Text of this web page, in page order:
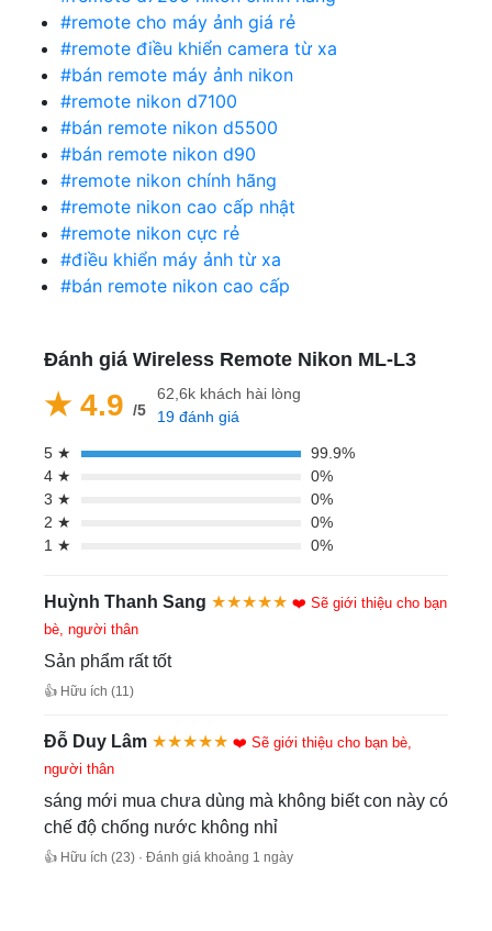
#remote cho máy ảnh giá rẻ
#remote điều khiển camera từ xa
#bán remote máy ảnh nikon
#remote nikon d7100
#bán remote nikon d5500
#bán remote nikon d90
#remote nikon chính hãng
#remote nikon cao cấp nhật
#remote nikon cực rẻ
#điều khiển máy ảnh từ xa
#bán remote nikon cao cấp
Đánh giá Wireless Remote Nikon ML-L3
★ 4.9 /5
62,6k khách hài lòng
19 đánh giá
5 ★
99.9%
4 ★
0%
3 ★
0%
2 ★
0%
1 ★
0%
Huỳnh Thanh Sang ★★★★★ ❤️ Sẽ giới thiệu cho bạn
bè, người thân
Sản phẩm rất tốt
👍 Hữu ích (11)
Đỗ Duy Lâm ★★★★★ ❤️ Sẽ giới thiệu cho bạn bè,
người thân
sáng mới mua chưa dùng mà không biết con này có
chế độ chống nước không nhỉ
👍 Hữu ích (23) · Đánh giá khoảng 1 ngày